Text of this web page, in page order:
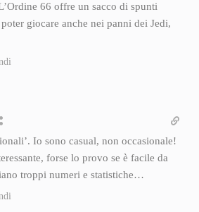
66 offre un sacco di spunti
giocare anche nei panni dei Jedi,
Io sono casual, non occasionale!
forse lo provo se è facile da
troppi numeri e statistiche…